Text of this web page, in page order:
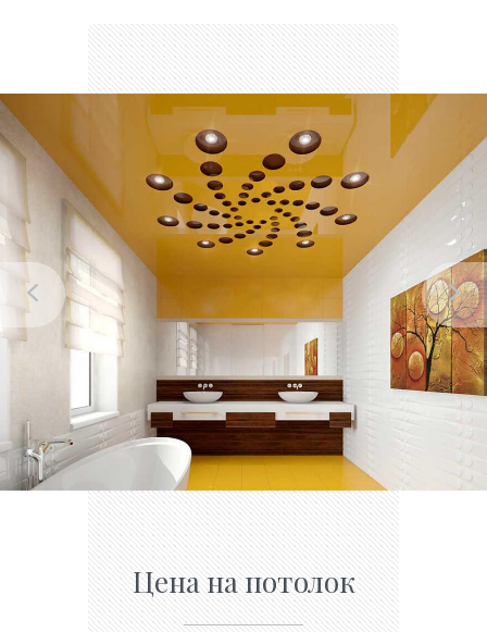
Цена на потолок